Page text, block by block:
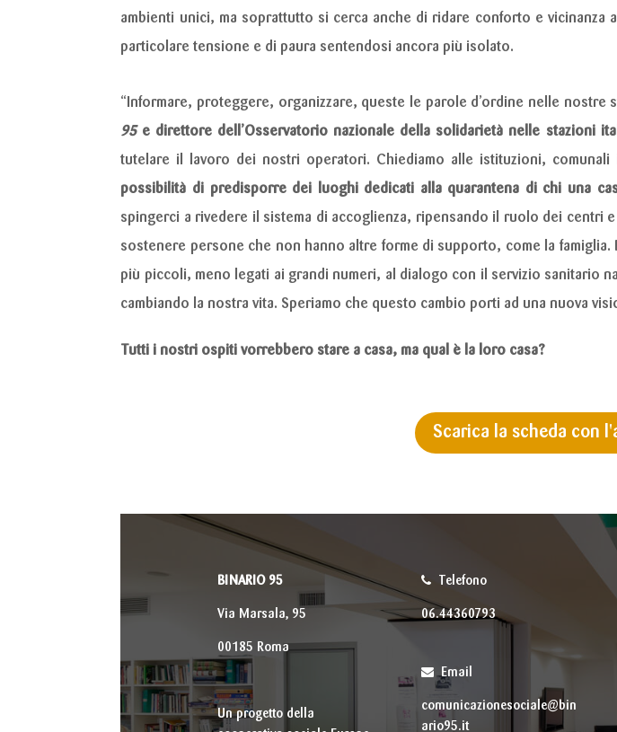
ambienti unici, ma soprattutto si cerca anche di ridare conforto e vicinanza
particolare tensione e di paura sentendosi ancora più isolato.
“Informare, proteggere, organizzare, queste le parole d’ordine nelle nostre
95 e direttore dell’Osservatorio nazionale della solidarietà nelle stazioni
tutelare il lavoro dei nostri operatori. Chiediamo alle istituzioni,
possibilità di predisporre dei luoghi dedicati alla quarantena di chi una
spingerci a rivedere il sistema di accoglienza, ripensando il ruolo dei centri
sostenere persone che non hanno altre forme di supporto, come la
più piccoli, meno legati ai grandi numeri, al dialogo con il servizio sanitario
cambiando la nostra vita. Speriamo che questo cambio porti ad una nuova
Tutti i nostri ospiti vorrebbero stare a casa, ma qual è la loro casa?
Scarica la scheda con
BINARIO 95
Via Marsala, 95
00185 Roma
Un progetto della
Telefono
06.44360793
Email
comunicazionesociale@bin
ario95.it